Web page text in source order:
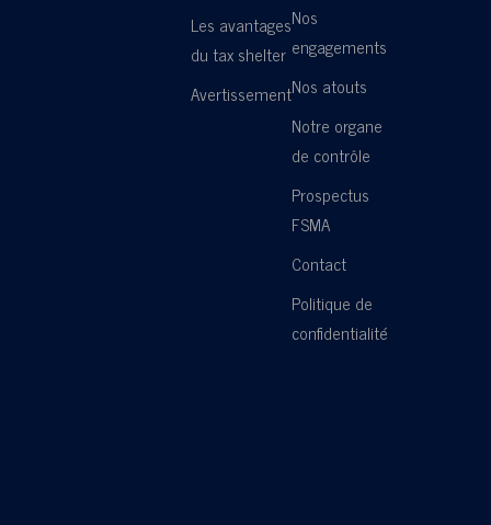
Les avantages
du tax shelter
Avertissement
Nos
engagements
Nos atouts
Notre organe
de contrôle
Prospectus
FSMA
Contact
Politique de
confidentialité